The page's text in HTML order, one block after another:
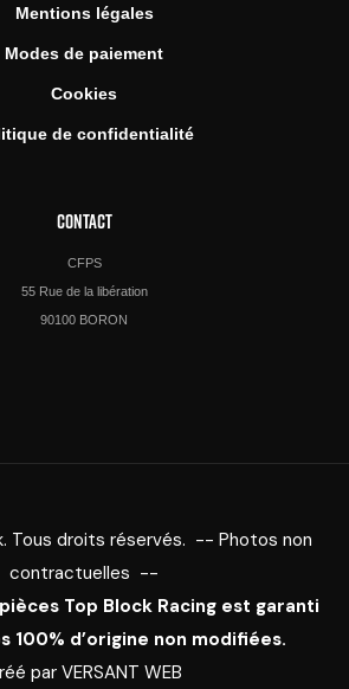
Mentions légales
Modes de paiement
Cookies
de confidentialité
CONTACT
CFPS
55 Rue de la libération
90100 BORON
Tous droits réservés. -- Photos non
contractuelles --
Top Block Racing est garanti
100% d’origine non modifiées.
par VERSANT WEB